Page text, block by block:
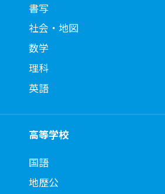
書写
社会・地図
数学
理科
英語
高等学校
国語
地歴公